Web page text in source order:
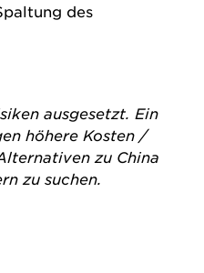
des
ausgesetzt. Ein
höhere Kosten /
zu China
zu suchen.